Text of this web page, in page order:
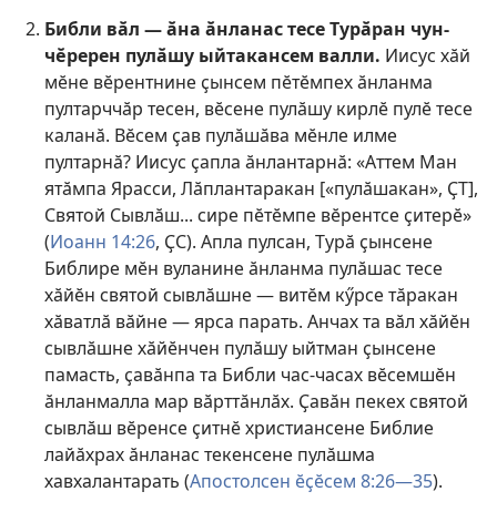
Библи вӑл — ӑна ӑнланас тесе Турӑран чун-
чӗререн пулӑшу ыйтакансем валли. Иисус хӑй
мӗне вӗрентнине ҫынсем пӗтӗмпех ӑнланма
пултарччӑр тесен, вӗсене пулӑшу кирлӗ пулӗ тесе
каланӑ. Вӗсем ҫав пулӑшӑва мӗнле илме
пултарнӑ? Иисус ҫапла ӑнлантарнӑ: «Аттем Ман
ятӑмпа Ярасси, Лӑплантаракан [«пулӑшакан», ҪТ],
Святой Сывлӑш... сире пӗтӗмпе вӗрентсе ҫитерӗ»
(Иоанн 14:26, ҪС). Апла пулсан, Турӑ ҫынсене
Библире мӗн вуланине ӑнланма пулӑшас тесе
хӑйӗн святой сывлӑшне — витӗм кӳрсе тӑракан
хӑватлӑ вӑйне — ярса парать. Анчах та вӑл хӑйӗн
сывлӑшне хӑйӗнчен пулӑшу ыйтман ҫынсене
памасть, ҫавӑнпа та Библи час-часах вӗсемшӗн
ӑнланмалла мар вӑрттӑнлӑх. Ҫавӑн пекех святой
сывлӑш вӗренсе ҫитнӗ христиансене Библие
лайӑхрах ӑнланас текенсене пулӑшма
хавхалантарать (Апостолсен ӗҫӗсем 8:26—35).